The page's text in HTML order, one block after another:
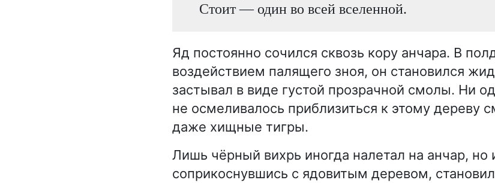
Стоит — один во всей вселенной.
Яд постоянно сочился сквозь кору анчара. В
воздействием палящего зноя, он становился
застывал в виде густой прозрачной смолы. Ни
не осмеливалось приблизиться к этому дереву
даже хищные тигры.
Лишь чёрный вихрь иногда налетал на анчар, но
соприкоснувшись с ядовитым деревом,